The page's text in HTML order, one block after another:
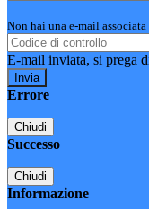
Non hai una e-mail
E-mail inviata, si prega
Errore
Chiudi
Successo
Chiudi
Informazione